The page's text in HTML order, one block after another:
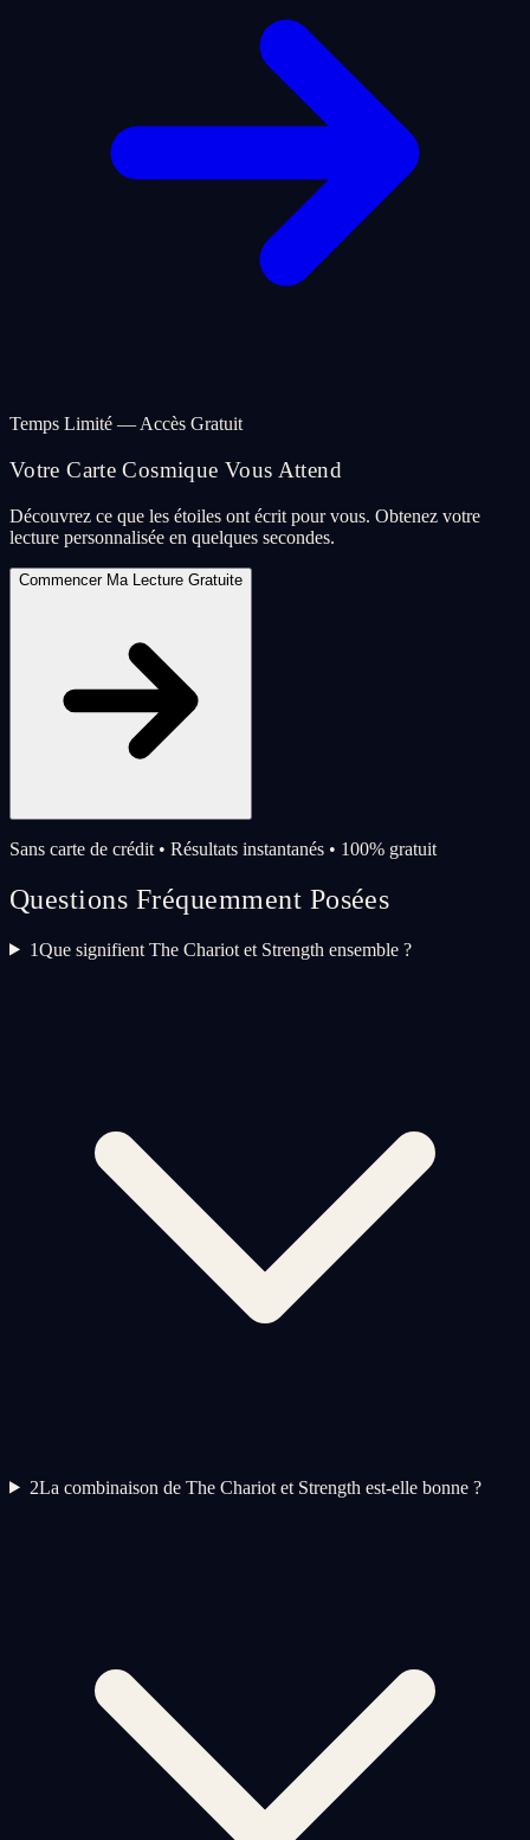
Temps Limité — Accès Gratuit
Votre Carte Cosmique Vous Attend
Découvrez ce que les étoiles ont écrit pour vous. Obtenez votre
lecture personnalisée en quelques secondes.
Commencer Ma Lecture Gratuite
Sans carte de crédit • Résultats instantanés • 100% gratuit
Questions Fréquemment Posées
1Que signifient The Chariot et Strength ensemble ?
2La combinaison de The Chariot et Strength est-elle bonne ?